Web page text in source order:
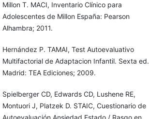
Millon T. MACI, Inventario Clínico para
Adolescentes de Millon España: Pearson
Alhambra; 2011.
Hernández P. TAMAI, Test Autoevaluativo
Multifactorial de Adaptacion Infantil. Sexta ed.
Madrid: TEA Ediciones; 2009.
Spielberger CD, Edwards CD, Lushene RE,
Montuori J, Platzek D. STAIC, Cuestionario de